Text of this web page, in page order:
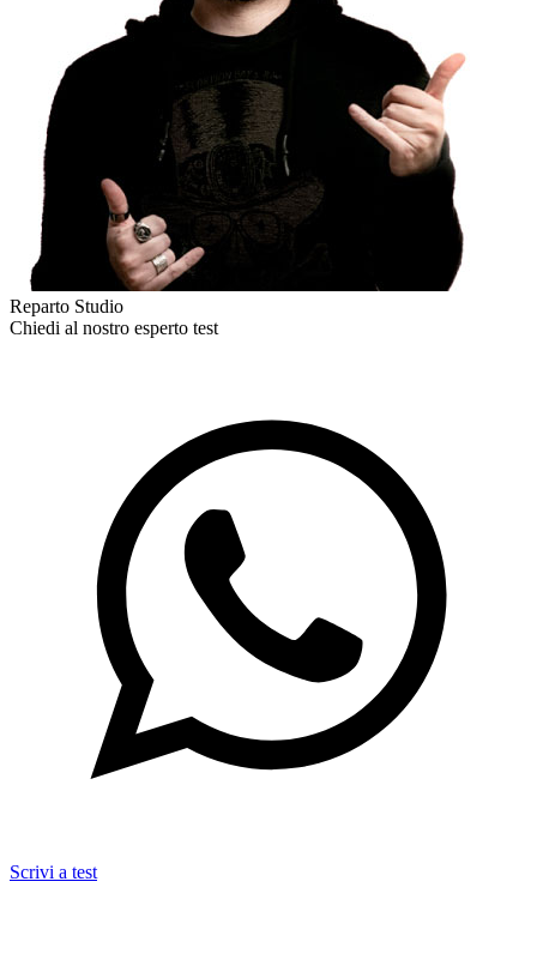
Reparto Studio
Chiedi al nostro esperto test
Scrivi a test